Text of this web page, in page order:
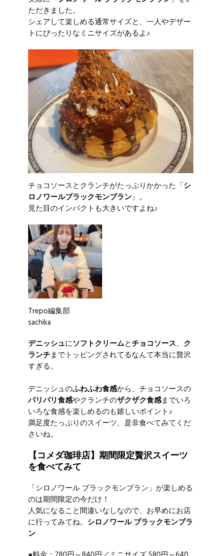
ただきました。
シェアして楽しめる通常サイズと、一人やデザー
トにぴったりなミニサイズがあるよ♪
チョコソースとクランチがたっぷりかかった「シ
ロノワールブラックモンブラン」。
見た目のインパクトも大きいですよね♪
Trepo編集部
sachika
デニッシュにソフトクリームとチョコソース、 ク
ランチまでトッピングされてるなんて本当に贅沢
すぎる。
デニッシュのふわふわ食感から、チョコソースの
パリパリ食感やクランチのザクザク食感までいろ
いろな食感を楽しめるのも嬉しいポイント♪
満足度たっぷりのスイーツ、是非食べてみてくだ
さいね。
【コメダ珈琲店】期間限定贅沢スイーツ
を食べてみて
「シロノワール ブラックモンブラン」が楽しめる
のは期間限定の今だけ！
人気になること間違いなしなので、お早めにお店
に行ってみてね。 シロノワール ブラックモンブラ
ン